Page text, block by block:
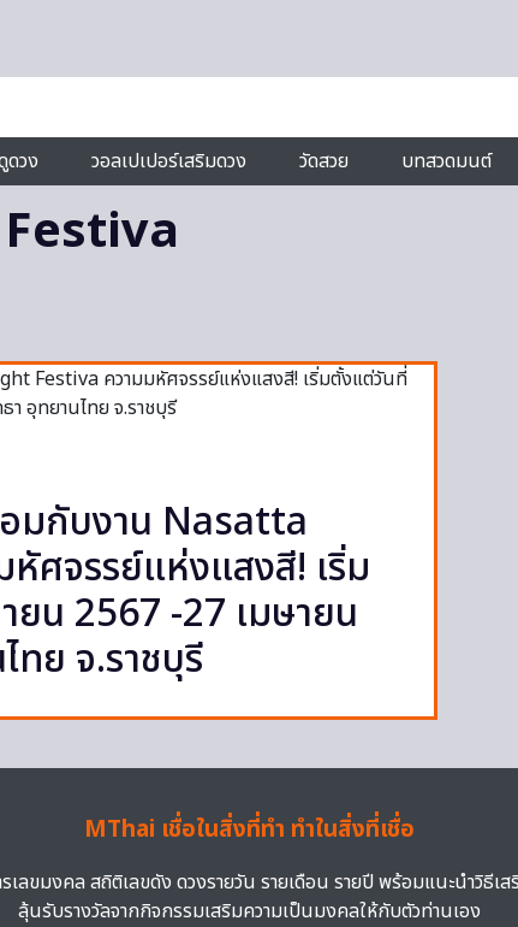
ดวง วอลเปเปอร์เสริมดวง วัดสวย บทสวดมนต์
อมกับงาน Nasatta
ศจรรย์แห่งแสงสี! เริ่ม
น 2567 -27 เมษายน
ย จ.ราชบุรี
MThai เชื่อในสิ่งที่ทำ ทำในสิ่งที่เชื่อ
เลขมงคล สถิติเลขดัง ดวงรายวัน รายเดือน รายปี พร้อมแนะนำวิธีเส
ลุ้นรับรางวัลจากกิจกรรมเสริมความเป็นมงคลให้กับตัวท่านเอง